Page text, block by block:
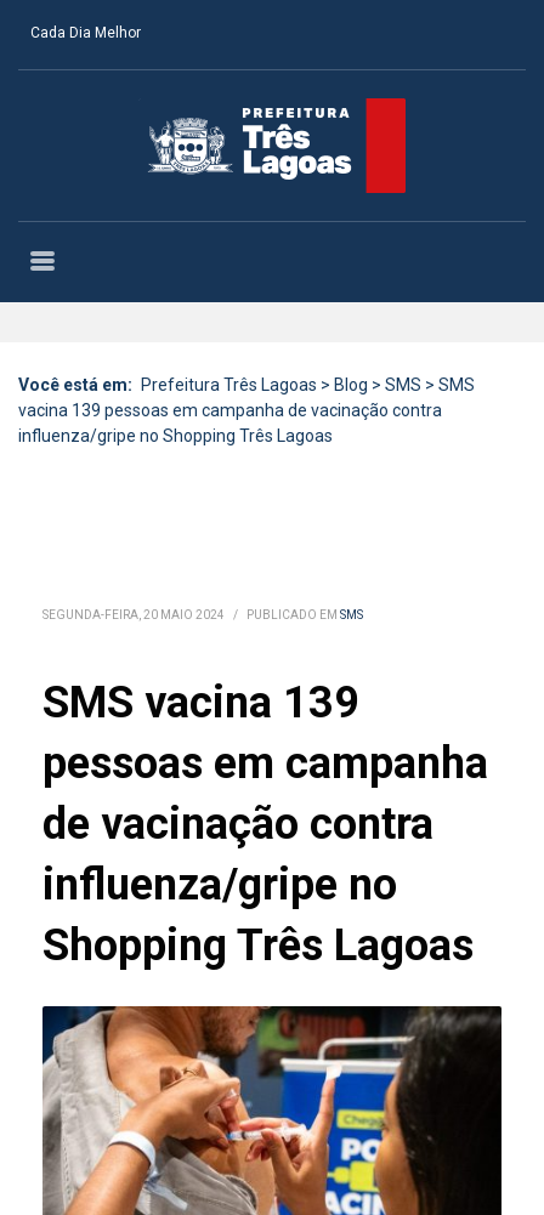
Cada Dia Melhor
Você está em: Prefeitura Três Lagoas > Blog > SMS > SMS
vacina 139 pessoas em campanha de vacinação contra
influenza/gripe no Shopping Três Lagoas
SEGUNDA-FEIRA, 20 MAIO 2024 / PUBLICADO EM SMS
SMS vacina 139
pessoas em campanha
de vacinação contra
influenza/gripe no
Shopping Três Lagoas